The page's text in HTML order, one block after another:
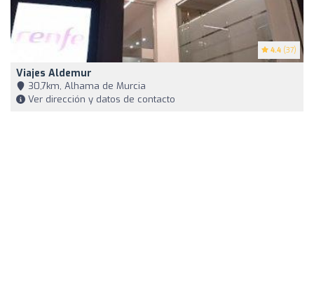
4.4 (37)
Viajes Aldemur
30,7km, Alhama de Murcia
Ver dirección y datos de contacto